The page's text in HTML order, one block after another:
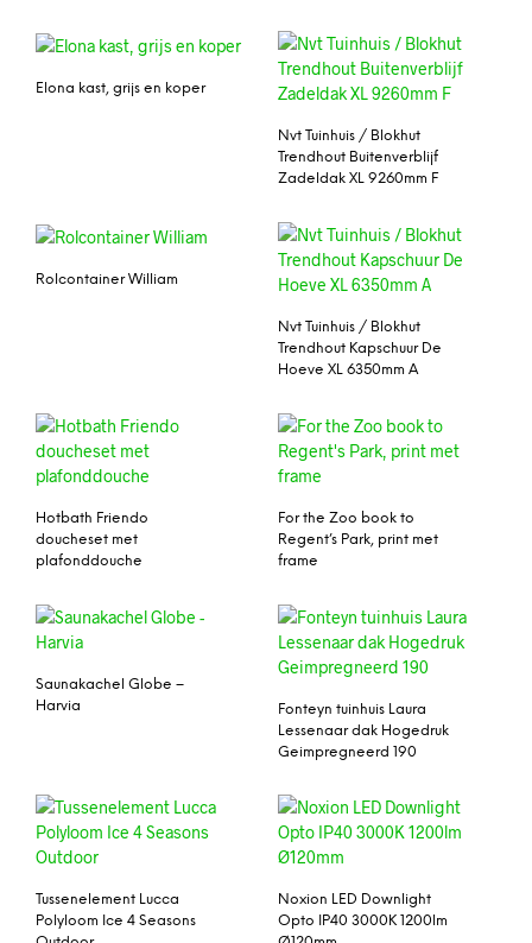
Elona kast, grijs en koper
Nvt Tuinhuis / Blokhut
Trendhout Buitenverblijf
Zadeldak XL 9260mm F
Rolcontainer William
Nvt Tuinhuis / Blokhut
Trendhout Kapschuur De
Hoeve XL 6350mm A
Hotbath Friendo
doucheset met
plafonddouche
For the Zoo book to
Regent’s Park, print met
frame
Saunakachel Globe –
Harvia
Fonteyn tuinhuis Laura
Lessenaar dak Hogedruk
Geimpregneerd 190
Tussenelement Lucca
Polyloom Ice 4 Seasons
Noxion LED Downlight
Opto IP40 3000K 1200lm